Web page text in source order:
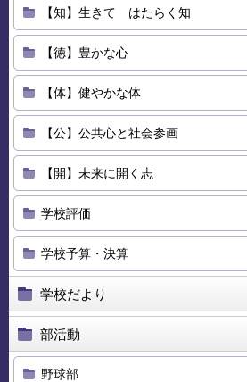
【知】生きて はたらく知
【徳】豊かな心
【体】健やかな体
【公】公共心と社会参画
【開】未来に開く志
学校評価
学校予算・決算
学校だより
部活動
野球部